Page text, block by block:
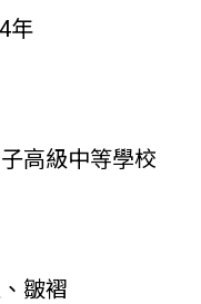
年
高級中等學校
皺褶